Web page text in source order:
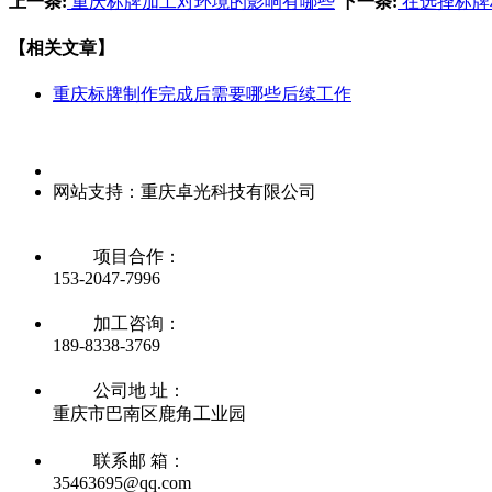
【相关文章】
重庆标牌制作完成后需要哪些后续工作
网站支持：重庆卓光科技有限公司
项目合作：
153-2047-7996
加工咨询：
189-8338-3769
公司地 址：
重庆市巴南区鹿角工业园
联系邮 箱：
35463695@qq.com